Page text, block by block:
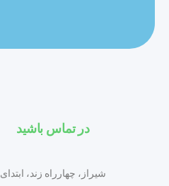
در تماس باشید
شیراز، چهارراه زند، ابتدای